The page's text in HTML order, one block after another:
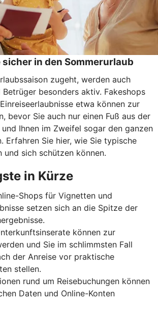
sicher in den Sommerurlaub
zugeht, werden auch
Betrüger besonders aktiv. Fakeshops
etwa können zur
bevor Sie auch nur einen Fuß aus der
Ihnen im Zweifel sogar den ganzen
. Erfahren Sie hier, wie Sie typische
und sich schützen können.
in Kürze
Shops für Vignetten und
setzen sich an die Spitze der
können zur
und Sie im schlimmsten Fall
der Anreise vor praktische
stellen.
rund um Reisebuchungen können
Daten und Online-Konten